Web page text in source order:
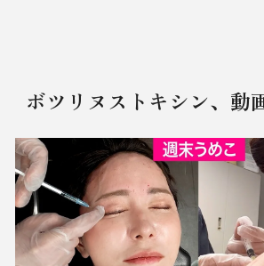
ボツリヌストキシン、動